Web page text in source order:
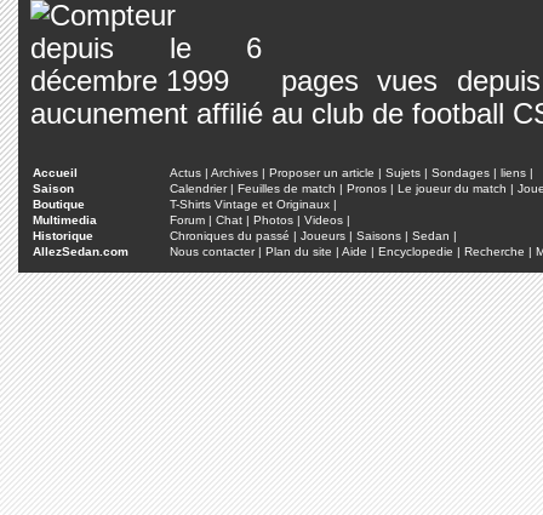
pages vues
aucunement affilié au club de football
Accueil Actus | Archives | Proposer un article | Sujets | Sondages | liens |
Saison
Calendrier| Feuilles de match | Pronos | Le joueur du match |
Boutique
T-Shirts Vintage et Originaux |
Multimedia
Forum | Chat | Photos | Videos |
Historique
Chroniques du passé | Joueurs | Saisons | Sedan |
AllezSedan.com
Nous contacter| Plan du site | Aide | Encyclopedie | Recherche |